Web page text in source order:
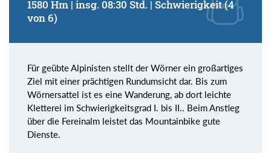
1580 Hm | insg. 08:30 Std. | Schwierigkeit (4
von 6)
Für geübte Alpinisten stellt der Wörner ein großartiges
Ziel mit einer prächtigen Rundumsicht dar. Bis zum
Wörnersattel ist es eine Wanderung, ab dort leichte
Kletterei im Schwierigkeitsgrad I. bis II.. Beim Anstieg
über die Fereinalm leistet das Mountainbike gute
Dienste.